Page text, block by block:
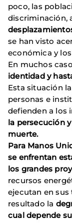
poco, las
discriminación,
se han visto
económica y
En muchos
identidad y
Esta situación
personas e
defienden a los
la persecución
muerte.
Para Manos
se enfrentan
los grandes
recursos
ejecutan en
resultado la
cual depende